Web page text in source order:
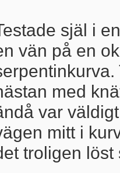
själ i
vän på en
med
var
mitt i
troligen